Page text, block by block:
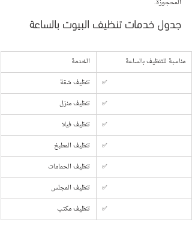
المحجوزة.
جدول خدمات تنظيف البيوت بالساعة
الخدمة
مناسبة للتنظيف بالساعة
تنظيف شقة
✅
تنظيف منزل
✅
تنظيف فيلا
✅
تنظيف المطبخ
✅
تنظيف الحمامات
✅
تنظيف المجلس
✅
تنظيف مكتب
✅